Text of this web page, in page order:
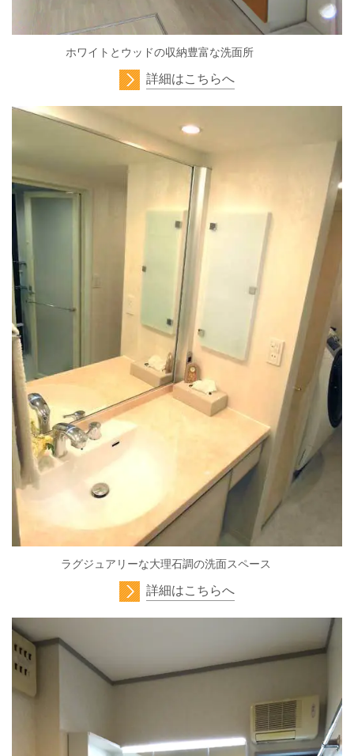
ホワイトとウッドの収納豊富な洗面所
詳細はこちらへ
ラグジュアリーな大理石調の洗面スペース
詳細はこちらへ